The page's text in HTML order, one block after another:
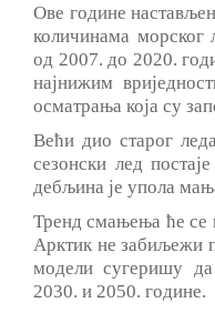
Ове године
количинама
од 2007. до 2020.
најнижим
осматрања која су
Већи дио старог
сезонски лед
дебљина је упола
Тренд смањења ће се
Арктик не забиљежи
модели сугеришу
2030. и 2050. године.